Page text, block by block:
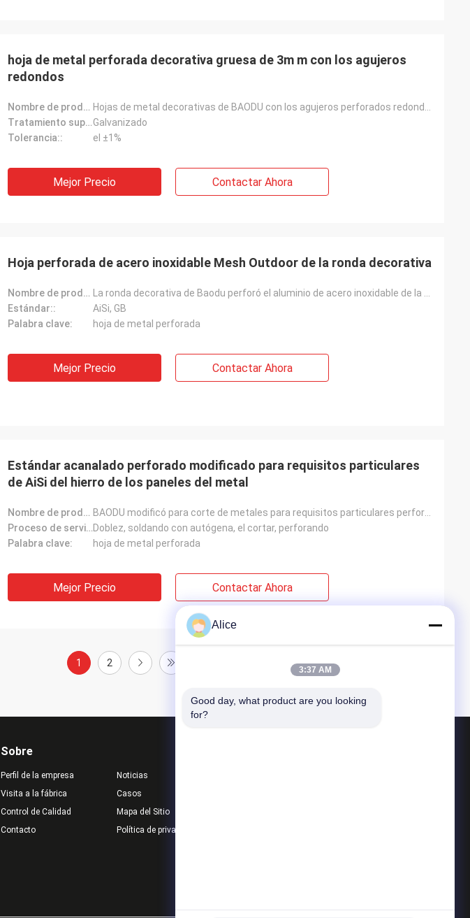
hoja de metal perforada decorativa gruesa de 3m m con los agujeros
redondos
Nombre de producto:
Tratamiento superficial::Galvanizado
Tolerancia::
el ±1%
Mejor Precio Contactar Ahora
Hoja perforada de acero inoxidable Mesh Outdoor de la ronda decorativa
Nombre de producto:
Estándar::
AiSi, GB
Palabra clave:
hoja de metal perforada
Mejor Precio Contactar Ahora
Estándar acanalado perforado modificado para requisitos particulares
de AiSi del hierro de los paneles del metal
Nombre de producto:
Proceso de servicio::Doblez, soldando con autógena, el cortar, perforando
Palabra clave:
hoja de metal perforada
Mejor Precio Contactar Ahora
1 2
Sobre
Perfil de la empresa
Visita a la fábrica
Control de Calidad
Contacto
Noticias
Casos
Mapa del Sitio
Política de privacidad
Alice
3:37 AM
Good day, what product are you looking
for?